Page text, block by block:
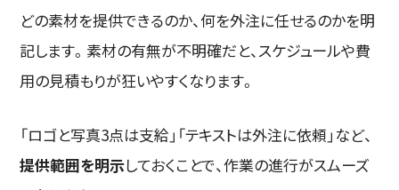
どの素材を提供できるのか、何を外注に任せるのかを明
記します。素材の有無が不明確だと、スケジュールや費
用の見積もりが狂いやすくなります。
「ロゴと写真3点は支給」「テキストは外注に依頼」など、
提供範囲を明示しておくことで、作業の進行がスムーズ